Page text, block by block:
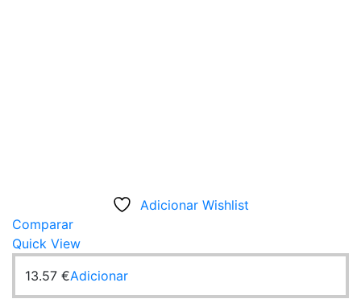
Adicionar Wishlist
Comparar
Quick View
13.57 €Adicionar